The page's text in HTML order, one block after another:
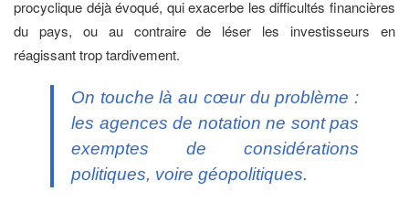
procyclique déjà évoqué, qui exacerbe les difficultés financières
du pays, ou au contraire de léser les investisseurs en
réagissant trop tardivement.
On touche là au cœur du problème :
les agences de notation ne sont pas
exemptes de considérations
politiques, voire géopolitiques.